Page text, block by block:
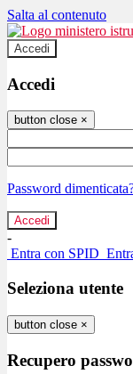
Salta al contenuto
Accedi
Accedi
button close ×
Password
-
Entra con SPID
Seleziona utente
button close ×
Recupero